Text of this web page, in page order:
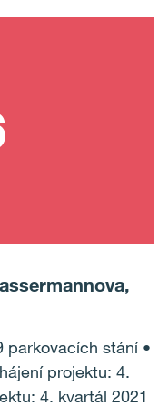
parkovacích stání •
projektu: 4.
4. kvartál 2021